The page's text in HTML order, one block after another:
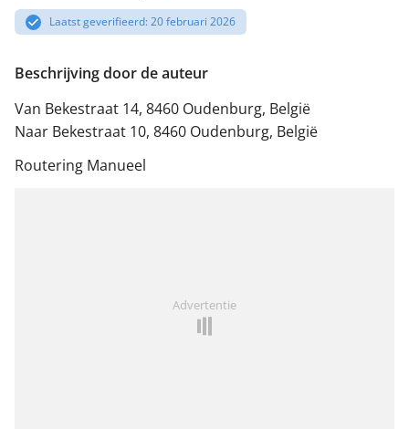
Laatst geverifieerd: 20 februari 2026
Beschrijving door de auteur
Van Bekestraat 14, 8460 Oudenburg, België
Naar Bekestraat 10, 8460 Oudenburg, België
Routering Manueel
Advertentie